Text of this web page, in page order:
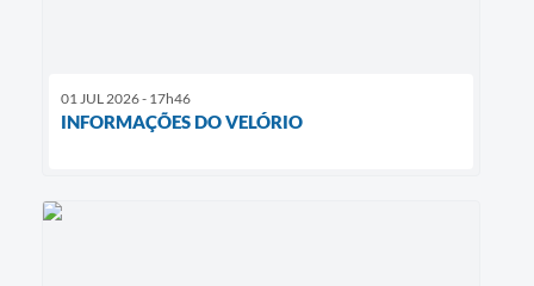
01 JUL 2026 - 17h46
INFORMAÇÕES DO VELÓRIO